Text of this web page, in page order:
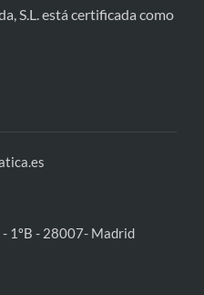
S.L. está certificada como
1ºB - 28007- Madrid